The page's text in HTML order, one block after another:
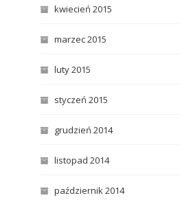
kwiecień 2015
marzec 2015
luty 2015
styczeń 2015
grudzień 2014
listopad 2014
październik 2014